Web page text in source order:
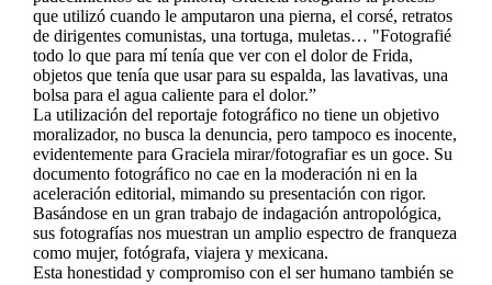
que utilizó cuando le amputaron una pierna, el corsé, retratos
de dirigentes comunistas, una tortuga, muletas… "Fotografié
todo lo que para mí tenía que ver con el dolor de Frida,
objetos que tenía que usar para su espalda, las lavativas, una
bolsa para el agua caliente para el dolor.”
La utilización del reportaje fotográfico no tiene un objetivo
moralizador, no busca la denuncia, pero tampoco es inocente,
evidentemente para Graciela mirar/fotografiar es un goce. Su
documento fotográfico no cae en la moderación ni en la
aceleración editorial, mimando su presentación con rigor.
Basándose en un gran trabajo de indagación antropológica,
sus fotografías nos muestran un amplio espectro de franqueza
como mujer, fotógrafa, viajera y mexicana.
Esta honestidad y compromiso con el ser humano también se